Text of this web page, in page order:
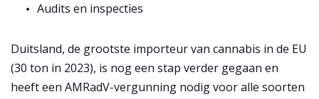
Audits en inspecties
Duitsland, de grootste importeur van cannabis in de EU
(30 ton in 2023), is nog een stap verder gegaan en
heeft een AMRadV-vergunning nodig voor alle soorten